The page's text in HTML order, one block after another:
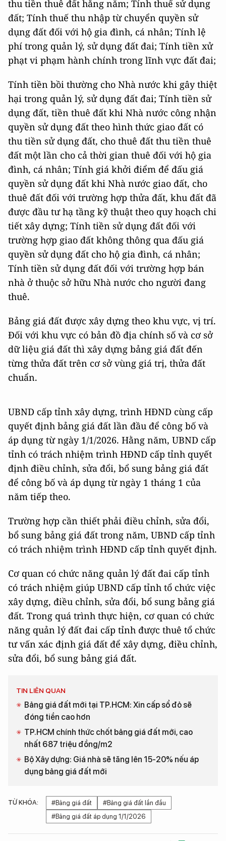
thu tiền thuê đất hằng năm; Tính thuế sử dụng
đất; Tính thuế thu nhập từ chuyển quyền sử
dụng đất đối với hộ gia đình, cá nhân; Tính lệ
phí trong quản lý, sử dụng đất đai; Tính tiền xử
phạt vi phạm hành chính trong lĩnh vực đất đai;
Tính tiền bồi thường cho Nhà nước khi gây thiệt
hại trong quản lý, sử dụng đất đai; Tính tiền sử
dụng đất, tiền thuê đất khi Nhà nước công nhận
quyền sử dụng đất theo hình thức giao đất có
thu tiền sử dụng đất, cho thuê đất thu tiền thuê
đất một lần cho cả thời gian thuê đối với hộ gia
đình, cá nhân; Tính giá khởi điểm để đấu giá
quyền sử dụng đất khi Nhà nước giao đất, cho
thuê đất đối với trường hợp thửa đất, khu đất đã
được đầu tư hạ tầng kỹ thuật theo quy hoạch chi
tiết xây dựng; Tính tiền sử dụng đất đối với
trường hợp giao đất không thông qua đấu giá
quyền sử dụng đất cho hộ gia đình, cá nhân;
Tính tiền sử dụng đất đối với trường hợp bán
nhà ở thuộc sở hữu Nhà nước cho người đang
thuê.
Bảng giá đất được xây dựng theo khu vực, vị trí.
Đối với khu vực có bản đồ địa chính số và cơ sở
dữ liệu giá đất thì xây dựng bảng giá đất đến
từng thửa đất trên cơ sở vùng giá trị, thửa đất
chuẩn.
UBND cấp tỉnh xây dựng, trình HĐND cùng cấp
quyết định bảng giá đất lần đầu để công bố và
áp dụng từ ngày 1/1/2026. Hằng năm, UBND cấp
tỉnh có trách nhiệm trình HĐND cấp tỉnh quyết
định điều chỉnh, sửa đổi, bổ sung bảng giá đất
để công bố và áp dụng từ ngày 1 tháng 1 của
năm tiếp theo.
Trường hợp cần thiết phải điều chỉnh, sửa đổi,
bổ sung bảng giá đất trong năm, UBND cấp tỉnh
có trách nhiệm trình HĐND cấp tỉnh quyết định.
Cơ quan có chức năng quản lý đất đai cấp tỉnh
có trách nhiệm giúp UBND cấp tỉnh tổ chức việc
xây dựng, điều chỉnh, sửa đổi, bổ sung bảng giá
đất. Trong quá trình thực hiện, cơ quan có chức
năng quản lý đất đai cấp tỉnh được thuê tổ chức
tư vấn xác định giá đất để xây dựng, điều chỉnh,
sửa đổi, bổ sung bảng giá đất.
TIN LIÊN QUAN
Bảng giá đất mới tại TP.HCM: Xin cấp sổ đỏ sẽ
đóng tiền cao hơn
TP.HCM chính thức chốt bảng giá đất mới, cao
nhất 687 triệu đồng/m2
Bộ Xây dựng: Giá nhà sẽ tăng lên 15-20% nếu áp
dụng bảng giá đất mới
TỪ KHÓA: #Bảng giá đất
#Bảng giá đất lần đầu
#Bảng giá đất áp dụng 1/1/2026